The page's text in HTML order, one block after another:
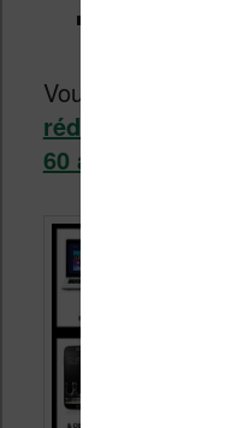
Vous pouvez
réductions sur
60 ans de la